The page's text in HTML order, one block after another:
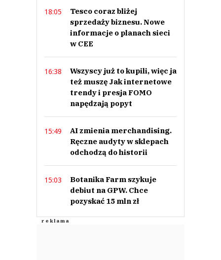
18:05
Tesco coraz bliżej
sprzedaży biznesu. Nowe
informacje o planach sieci
w CEE
16:38
Wszyscy już to kupili, więc ja
też muszę Jak internetowe
trendy i presja FOMO
napędzają popyt
15:49
AI zmienia merchandising.
Ręczne audyty w sklepach
odchodzą do historii
15:03
Botanika Farm szykuje
debiut na GPW. Chce
pozyskać 15 mln zł